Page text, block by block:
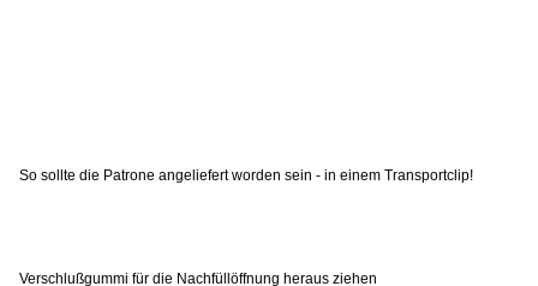
So sollte die Patrone angeliefert worden sein - in einem Transportclip!
Verschlußgummi für die Nachfüllöffnung heraus ziehen